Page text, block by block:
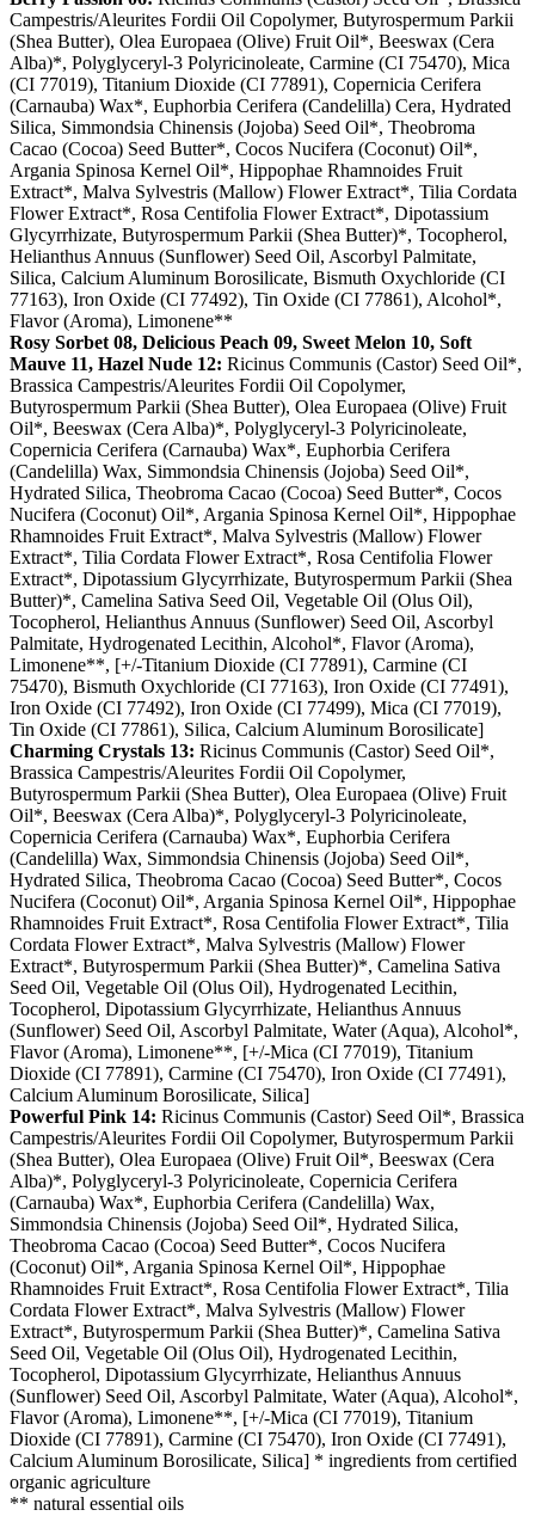
Campestris/Aleurites Fordii Oil Copolymer, Butyrospermum Parkii
(Shea Butter), Olea Europaea (Olive) Fruit Oil*, Beeswax (Cera
Alba)*, Polyglyceryl-3 Polyricinoleate, Carmine (CI 75470), Mica
(CI 77019), Titanium Dioxide (CI 77891), Copernicia Cerifera
(Carnauba) Wax*, Euphorbia Cerifera (Candelilla) Cera, Hydrated
Silica, Simmondsia Chinensis (Jojoba) Seed Oil*, Theobroma
Cacao (Cocoa) Seed Butter*, Cocos Nucifera (Coconut) Oil*,
Argania Spinosa Kernel Oil*, Hippophae Rhamnoides Fruit
Extract*, Malva Sylvestris (Mallow) Flower Extract*, Tilia Cordata
Flower Extract*, Rosa Centifolia Flower Extract*, Dipotassium
Glycyrrhizate, Butyrospermum Parkii (Shea Butter)*, Tocopherol,
Helianthus Annuus (Sunflower) Seed Oil, Ascorbyl Palmitate,
Silica, Calcium Aluminum Borosilicate, Bismuth Oxychloride (CI
77163), Iron Oxide (CI 77492), Tin Oxide (CI 77861), Alcohol*,
Flavor (Aroma), Limonene**
Rosy Sorbet 08, Delicious Peach 09, Sweet Melon 10, Soft
Mauve 11, Hazel Nude 12: Ricinus Communis (Castor) Seed Oil*,
Brassica Campestris/Aleurites Fordii Oil Copolymer,
Butyrospermum Parkii (Shea Butter), Olea Europaea (Olive) Fruit
Oil*, Beeswax (Cera Alba)*, Polyglyceryl-3 Polyricinoleate,
Copernicia Cerifera (Carnauba) Wax*, Euphorbia Cerifera
(Candelilla) Wax, Simmondsia Chinensis (Jojoba) Seed Oil*,
Hydrated Silica, Theobroma Cacao (Cocoa) Seed Butter*, Cocos
Nucifera (Coconut) Oil*, Argania Spinosa Kernel Oil*, Hippophae
Rhamnoides Fruit Extract*, Malva Sylvestris (Mallow) Flower
Extract*, Tilia Cordata Flower Extract*, Rosa Centifolia Flower
Extract*, Dipotassium Glycyrrhizate, Butyrospermum Parkii (Shea
Butter)*, Camelina Sativa Seed Oil, Vegetable Oil (Olus Oil),
Tocopherol, Helianthus Annuus (Sunflower) Seed Oil, Ascorbyl
Palmitate, Hydrogenated Lecithin, Alcohol*, Flavor (Aroma),
Limonene**, [+/-Titanium Dioxide (CI 77891), Carmine (CI
75470), Bismuth Oxychloride (CI 77163), Iron Oxide (CI 77491),
Iron Oxide (CI 77492), Iron Oxide (CI 77499), Mica (CI 77019),
Tin Oxide (CI 77861), Silica, Calcium Aluminum Borosilicate]
Charming Crystals 13: Ricinus Communis (Castor) Seed Oil*,
Brassica Campestris/Aleurites Fordii Oil Copolymer,
Butyrospermum Parkii (Shea Butter), Olea Europaea (Olive) Fruit
Oil*, Beeswax (Cera Alba)*, Polyglyceryl-3 Polyricinoleate,
Copernicia Cerifera (Carnauba) Wax*, Euphorbia Cerifera
(Candelilla) Wax, Simmondsia Chinensis (Jojoba) Seed Oil*,
Hydrated Silica, Theobroma Cacao (Cocoa) Seed Butter*, Cocos
Nucifera (Coconut) Oil*, Argania Spinosa Kernel Oil*, Hippophae
Rhamnoides Fruit Extract*, Rosa Centifolia Flower Extract*, Tilia
Cordata Flower Extract*, Malva Sylvestris (Mallow) Flower
Extract*, Butyrospermum Parkii (Shea Butter)*, Camelina Sativa
Seed Oil, Vegetable Oil (Olus Oil), Hydrogenated Lecithin,
Tocopherol, Dipotassium Glycyrrhizate, Helianthus Annuus
(Sunflower) Seed Oil, Ascorbyl Palmitate, Water (Aqua), Alcohol*,
Flavor (Aroma), Limonene**, [+/-Mica (CI 77019), Titanium
Dioxide (CI 77891), Carmine (CI 75470), Iron Oxide (CI 77491),
Calcium Aluminum Borosilicate, Silica]
Powerful Pink 14: Ricinus Communis (Castor) Seed Oil*, Brassica
Campestris/Aleurites Fordii Oil Copolymer, Butyrospermum Parkii
(Shea Butter), Olea Europaea (Olive) Fruit Oil*, Beeswax (Cera
Alba)*, Polyglyceryl-3 Polyricinoleate, Copernicia Cerifera
(Carnauba) Wax*, Euphorbia Cerifera (Candelilla) Wax,
Simmondsia Chinensis (Jojoba) Seed Oil*, Hydrated Silica,
Theobroma Cacao (Cocoa) Seed Butter*, Cocos Nucifera
(Coconut) Oil*, Argania Spinosa Kernel Oil*, Hippophae
Rhamnoides Fruit Extract*, Rosa Centifolia Flower Extract*, Tilia
Cordata Flower Extract*, Malva Sylvestris (Mallow) Flower
Extract*, Butyrospermum Parkii (Shea Butter)*, Camelina Sativa
Seed Oil, Vegetable Oil (Olus Oil), Hydrogenated Lecithin,
Tocopherol, Dipotassium Glycyrrhizate, Helianthus Annuus
(Sunflower) Seed Oil, Ascorbyl Palmitate, Water (Aqua), Alcohol*,
Flavor (Aroma), Limonene**, [+/-Mica (CI 77019), Titanium
Dioxide (CI 77891), Carmine (CI 75470), Iron Oxide (CI 77491),
Calcium Aluminum Borosilicate, Silica] * ingredients from certified
organic agriculture
** natural essential oils